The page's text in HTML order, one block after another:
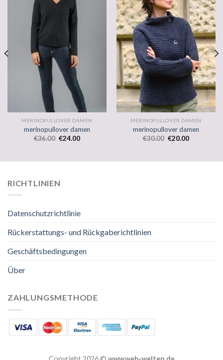
MERINOPULLOVER DAMEN
merinopullover damen
€36.00 €24.00
MERINOPULLOVER DAMEN
merinopullover damen
€30.00 €20.00
RICHTLINIEN
Datenschutzrichtlinie
Rückerstattungs- und Rückgaberichtlinien
Geschäftsbedingungen
Über
ZAHLUNGSMETHODE